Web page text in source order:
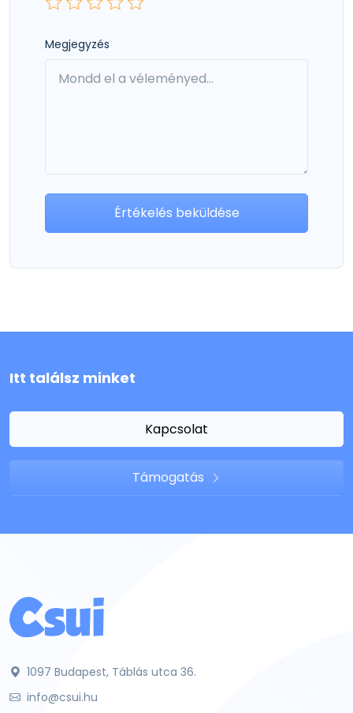
Megjegyzés
Értékelés beküldése
Itt találsz minket
Kapcsolat
Támogatás
1097 Budapest, Táblás utca 36.
info@csui.hu